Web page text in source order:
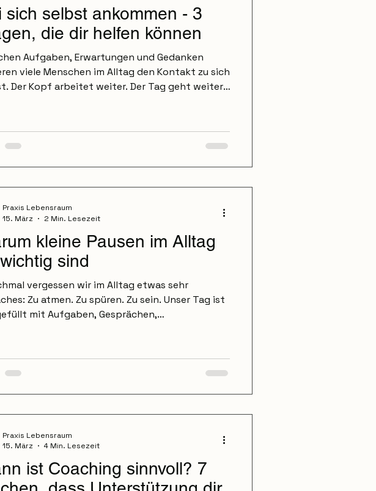
sich selbst ankommen - 3
die dir helfen können
Aufgaben, Erwartungen und Gedanken
viele Menschen im Alltag den Kontakt zu sich
Der Kopf arbeitet weiter. Der Tag geht weiter.
und sich selbst ein paar einfache
zu stellen. Bei sich selbst ankommen - Drei
Spaziergang. U
kleine Pausen im Alltag
sind
vergessen wir im Alltag etwas sehr
Zu atmen. Zu spüren. Zu sein. Unser Tag ist
mit Aufgaben, Gesprächen,
wie erschöpft sie eigentlich sind. Doch
Körper ist nicht dafür gemacht, ständig im
immer wieder zwischendurch . Denn s
Praxis Lebensraum
15. März
2 Min. Lesezeit
ist Coaching sinnvoll? 7
Praxis Lebensraum
15. März
4 Min. Lesezeit